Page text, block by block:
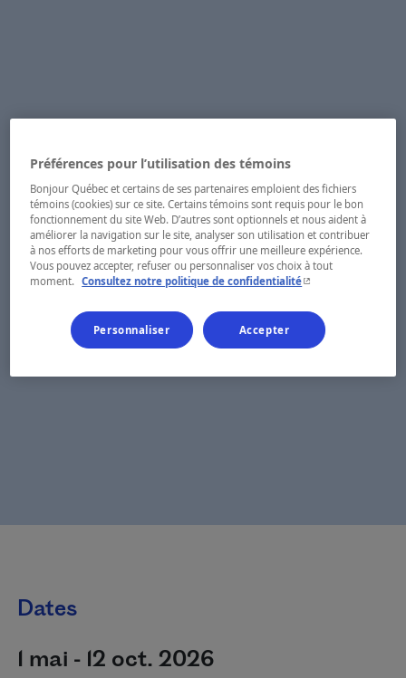
Dates
1 mai - 12 oct. 2026
Préférences pour l’utilisation des témoins
Bonjour Québec et certains de ses partenaires emploient des fichiers
témoins (cookies) sur ce site. Certains témoins sont requis pour le bon
fonctionnement du site Web. D’autres sont optionnels et nous aident à
améliorer la navigation sur le site, analyser son utilisation et contribuer
à nos efforts de marketing pour vous offrir une meilleure expérience.
Vous pouvez accepter, refuser ou personnaliser vos choix à tout
moment.
Consultez notre politique de confidentialité- Cet hyperlien
Personnaliser Accepter